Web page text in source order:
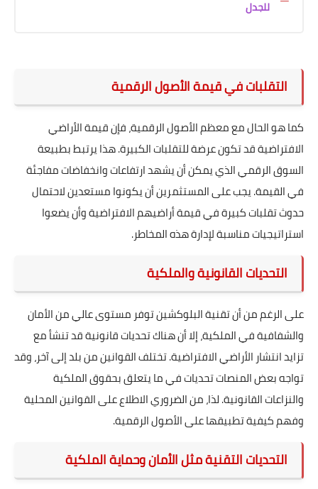
للجدل
التقلبات في قيمة الأصول الرقمية
كما هو الحال مع معظم الأصول الرقمية، فإن قيمة الأراضي
الافتراضية قد تكون عرضة للتقلبات الكبيرة. هذا يرتبط بطبيعة
السوق الرقمي الذي يمكن أن يشهد ارتفاعات وانخفاضات مفاجئة
في القيمة. يجب على المستثمرين أن يكونوا مستعدين لاحتمال
حدوث تقلبات كبيرة في قيمة أراضيهم الافتراضية وأن يضعوا
استراتيجيات مناسبة لإدارة هذه المخاطر.
التحديات القانونية والملكية
على الرغم من أن تقنية البلوكشين توفر مستوى عالي من الأمان
والشفافية في الملكية، إلا أن هناك تحديات قانونية قد تنشأ مع
تزايد انتشار الأراضي الافتراضية. تختلف القوانين من بلد إلى آخر، وقد
تواجه بعض المنصات تحديات في ما يتعلق بحقوق الملكية
والنزاعات القانونية. لذا، من الضروري الاطلاع على القوانين المحلية
وفهم كيفية تطبيقها على الأصول الرقمية.
التحديات التقنية مثل الأمان وحماية الملكية